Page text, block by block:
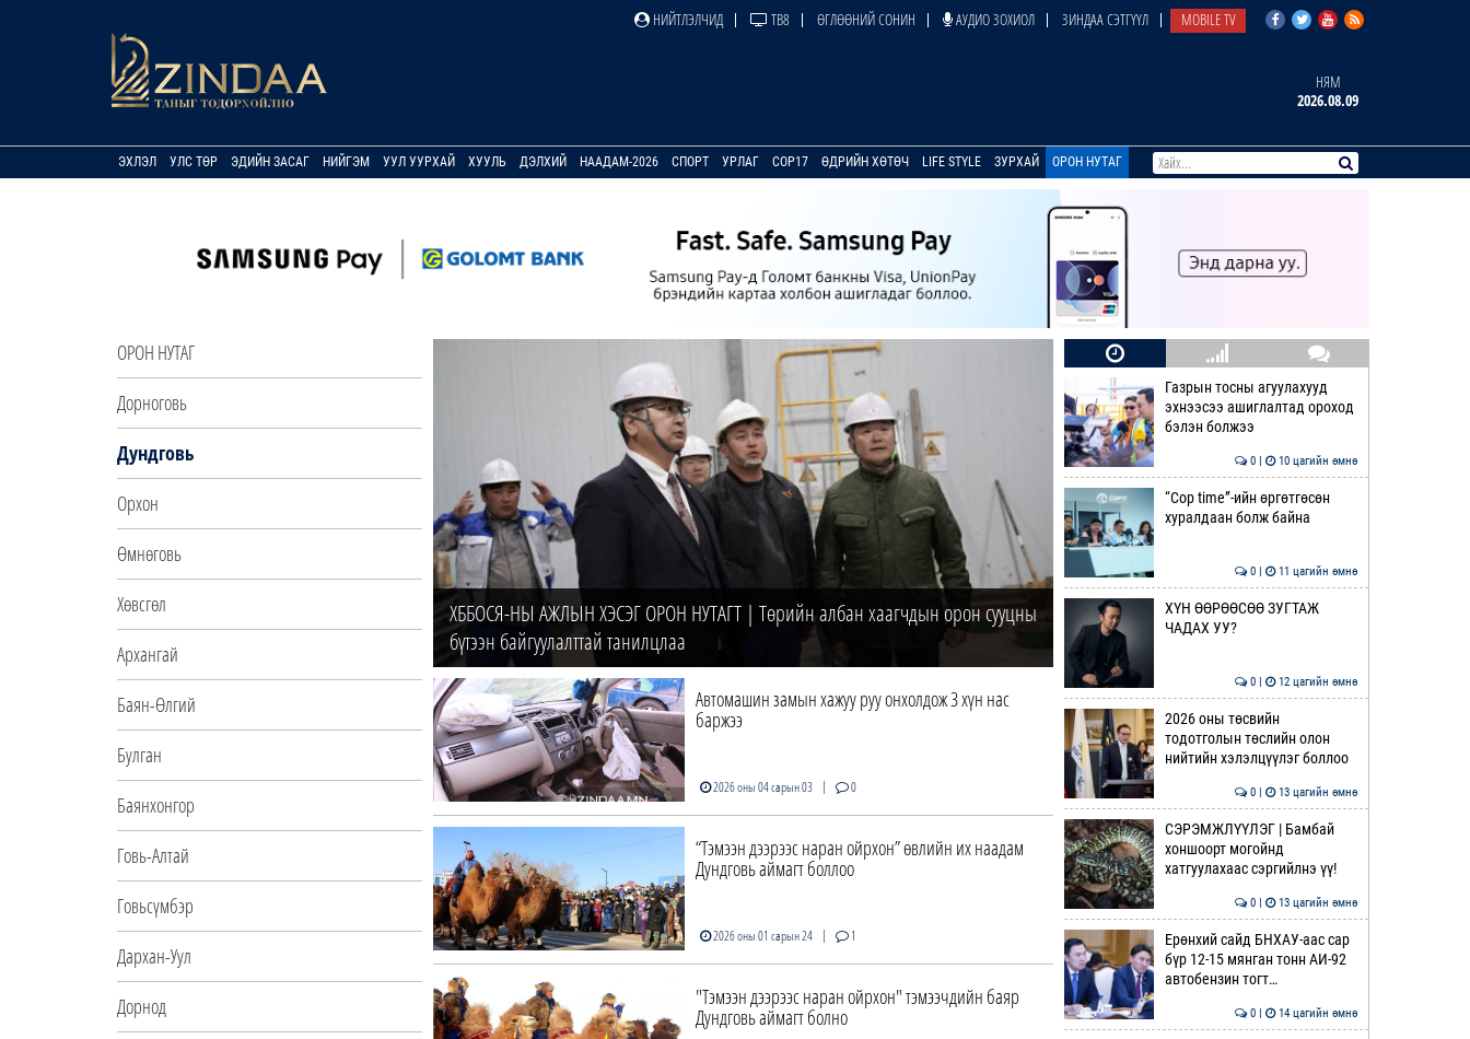
НИЙТЛЭЛЧИД ТВ8 ӨГЛӨӨНИЙ СОНИН АУДИО ЗОХИОЛ ЗИНДАА СЭТГҮҮЛ MOBILE TV
НЯМ
2026.08.09
ЭХЛЭЛ УЛС ТӨР ЭДИЙН ЗАСАГ НИЙГЭМ УУЛ УУРХАЙ ХУУЛЬ ДЭЛХИЙ НААДАМ-2026 СПОРТ УРЛАГ COP17 ӨДРИЙН ХӨТӨЧ LIFE STYLE ЗУРХАЙ ОРОН НУТАГ
ОРОН НУТАГ
Дорноговь
Дундговь
Орхон
Өмнөговь
Хөвсгөл
Архангай
Баян-Өлгий
Булган
Баянхонгор
Говь-Алтай
Говьсүмбэр
Дархан-Уул
Дорнод
ХББОСЯ-НЫ АЖЛЫН ХЭСЭГ ОРОН НУТАГТ | Төрийн албан хаагчдын орон сууцны
бүтээн байгуулалттай танилцлаа
Автомашин замын хажуу руу онхолдож 3 хүн нас
баржээ
2026 оны 04 сарын 03 | 0
“Тэмээн дээрээс наран ойрхон” өвлийн их наадам
Дундговь аймагт боллоо
2026 оны 01 сарын 24 | 1
"Тэмээн дээрээс наран ойрхон" тэмээчдийн баяр
Дундговь аймагт болно
Газрын тосны агуулахууд
эхнээсээ ашиглалтад ороход
бэлэн болжээ
0 | 10 цагийн өмнө
“Cop time”-ийн өргөтгөсөн
хуралдаан болж байна
0 | 11 цагийн өмнө
ХҮН ӨӨРӨӨСӨӨ ЗУГТАЖ
ЧАДАХ УУ?
0 | 12 цагийн өмнө
2026 оны төсвийн
тодотголын төслийн олон
нийтийн хэлэлцүүлэг боллоо
0 | 13 цагийн өмнө
СЭРЭМЖЛҮҮЛЭГ | Бамбай
хоншоорт могойнд
хатгуулахаас сэргийлнэ үү!
0 | 13 цагийн өмнө
Ерөнхий сайд БНХАУ-аас сар
бүр 12-15 мянган тонн АИ-92
автобензин тогт…
0 | 14 цагийн өмнө